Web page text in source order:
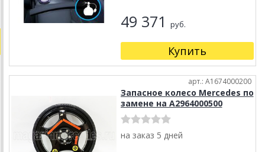
49 371 руб.
Купить
арт.: A1674000200
Запасное колесо Mercedes по
замене на A2964000500
на заказ 5 дней